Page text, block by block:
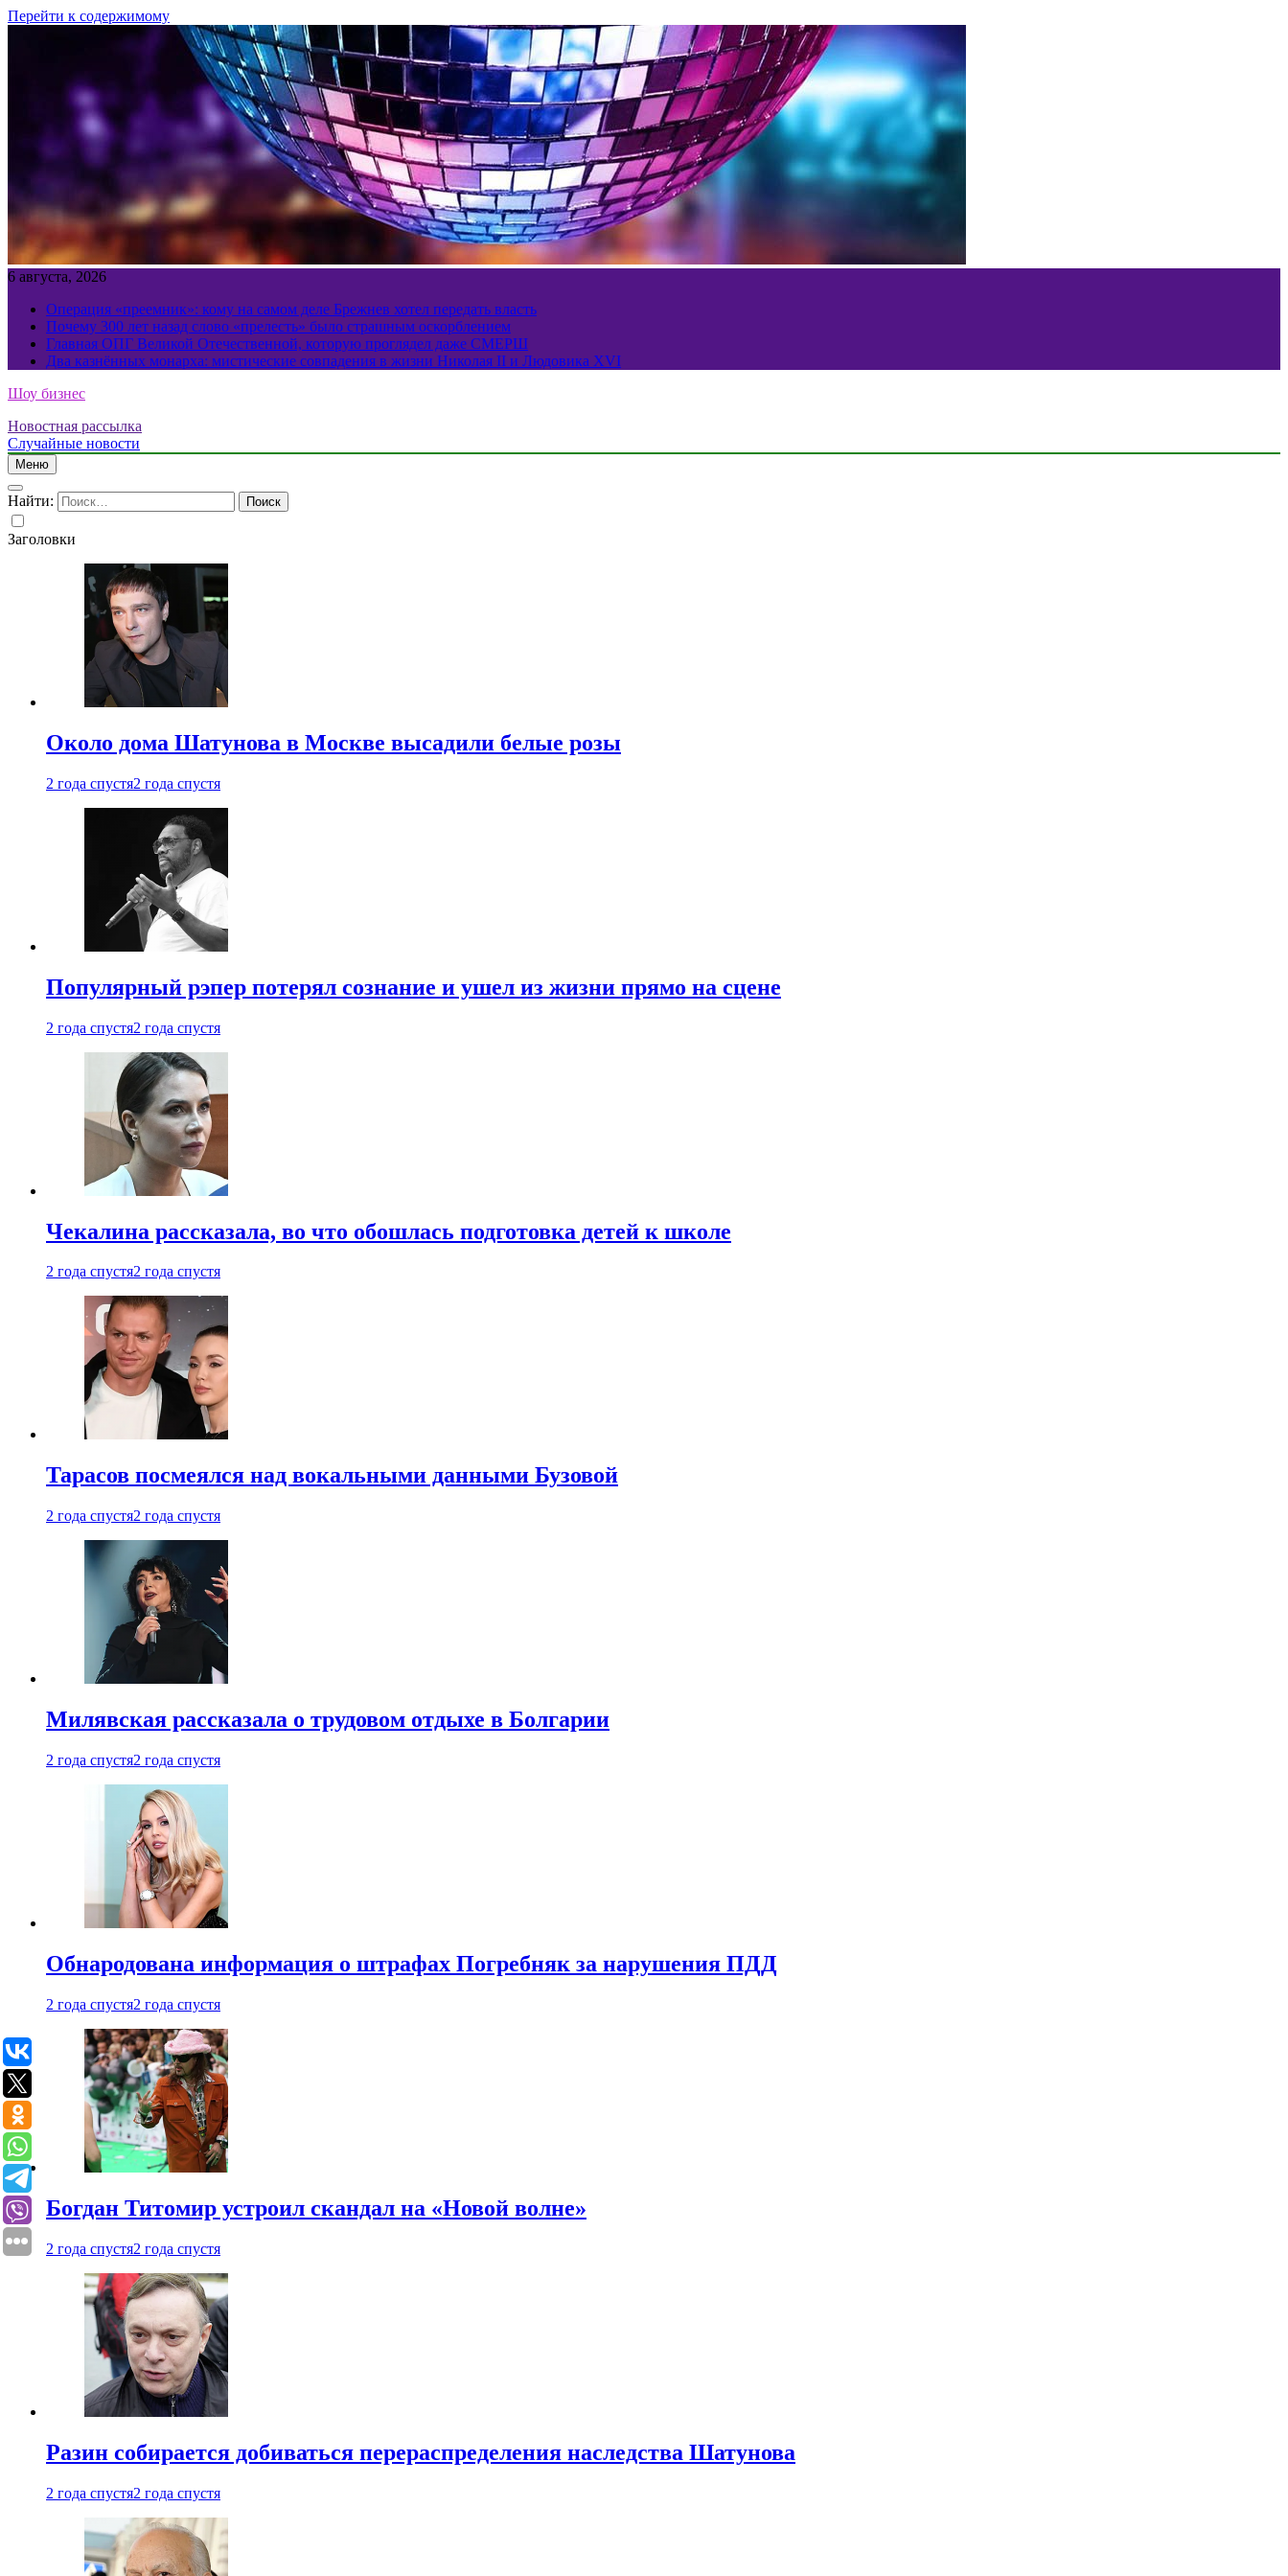
Перейти к содержимому
6 августа, 2026
Операция «преемник»: кому на самом деле Брежнев хотел передать власть
Почему 300 лет назад слово «прелесть» было страшным оскорблением
Главная ОПГ Великой Отечественной, которую проглядел даже СМЕРШ
Два казнённых монарха: мистические совпадения в жизни Николая II и Людовика XVI
Шоу бизнес
Новостная рассылка
Случайные новости
Меню
Найти:
Заголовки
Около дома Шатунова в Москве высадили белые розы
2 года спустя2 года спустя
Популярный рэпер потерял сознание и ушел из жизни прямо на сцене
2 года спустя2 года спустя
Чекалина рассказала, во что обошлась подготовка детей к школе
2 года спустя2 года спустя
Тарасов посмеялся над вокальными данными Бузовой
2 года спустя2 года спустя
Милявская рассказала о трудовом отдыхе в Болгарии
2 года спустя2 года спустя
Обнародована информация о штрафах Погребняк за нарушения ПДД
2 года спустя2 года спустя
Богдан Титомир устроил скандал на «Новой волне»
2 года спустя2 года спустя
Разин собирается добиваться перераспределения наследства Шатунова
2 года спустя2 года спустя